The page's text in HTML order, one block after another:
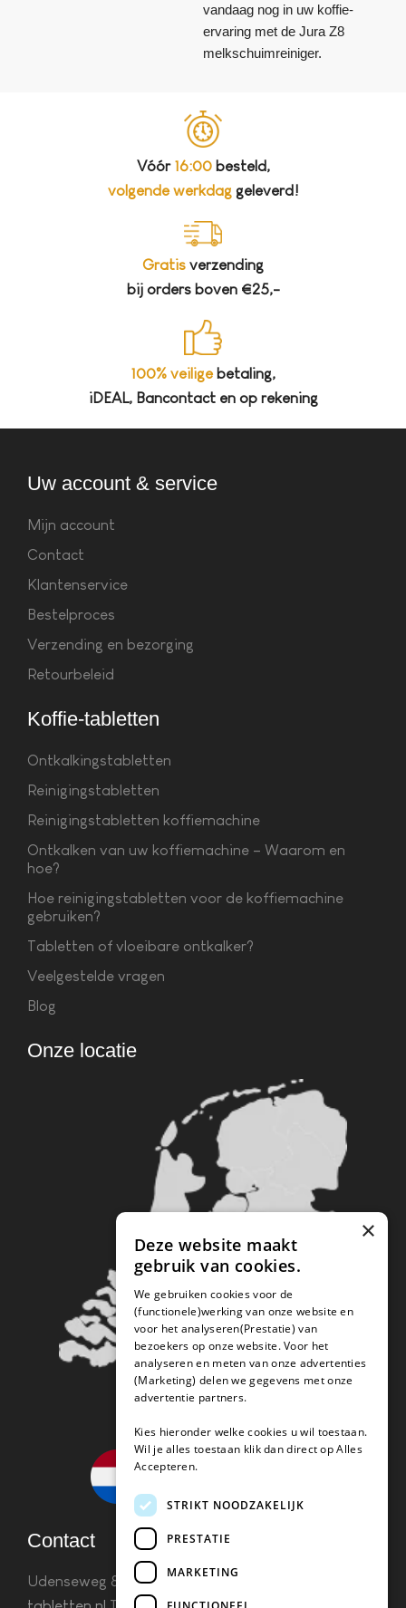
vandaag nog in uw koffie-
ervaring met de Jura Z8
melkschuimreiniger.
Vóór 16:00besteld,
volgende werkdaggeleverd!
Gratis verzending
bij orders boven €25,-
100% veiligebetaling,
iDEAL, Bancontact en op rekening
Uw account & service
Mijn account
Contact
Klantenservice
Bestelproces
Verzending en bezorging
Retourbeleid
Koffie-tabletten
Ontkalkingstabletten
Reinigingstabletten
Reinigingstabletten koffiemachine
Ontkalken van uw koffiemachine – Waarom en
hoe?
Hoe reinigingstabletten voor de koffiemachine
gebruiken?
Tabletten of vloeibare ontkalker?
Veelgestelde vragen
Blog
Onze locatie
Contact
Udenseweg 8B 5405 PA Udeninfo(@)koffie-
×
Deze website maakt
gebruik van cookies.
We gebruiken cookies voor de
(functionele)werking van onze website en
voor het analyseren(Prestatie) van
bezoekers op onze website. Voor het
analyseren en meten van onze advertenties
(Marketing) delen we gegevens met onze
advertentie partners.
Kies hieronder welke cookies u wil toestaan.
Wil je alles toestaan klik dan direct op Alles
Accepteren.
STRIKT NOODZAKELIJK
PRESTATIE
MARKETING